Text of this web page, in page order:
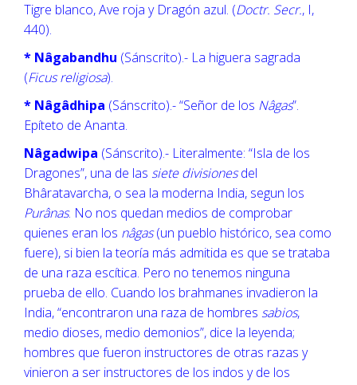
Tigre blanco, Ave roja y Dragón azul. (Doctr. Secr., I,
440).
* Nâgabandhu (Sánscrito).- La higuera sagrada
(Ficus religiosa).
* Nâgâdhipa (Sánscrito).- “Señor de los Nâgas”.
Epíteto de Ananta.
Nâgadwipa (Sánscrito).- Literalmente: “Isla de los
Dragones”, una de las siete divisionesdel
Bhâratavarcha, o sea la moderna India, segun los
Purânas. No nos quedan medios de comprobar
quienes eran los nâgas(un pueblo histórico, sea como
fuere), si bien la teoría más admitida es que se trataba
de una raza escítica. Pero no tenemos ninguna
prueba de ello. Cuando los brahmanes invadieron la
India, “encontraron una raza de hombres sabios,
medio dioses, medio demonios”, dice la leyenda;
hombres que fueron instructores de otras razas y
vinieron a ser instructores de los indos y de los